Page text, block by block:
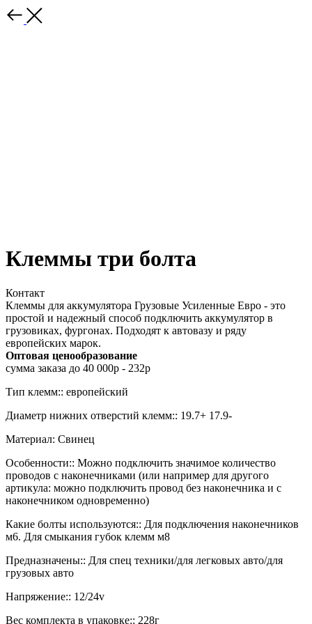
Клеммы три болта
Контакт
Клеммы для аккумулятора Грузовые Усиленные Евро - это
простой и надежный способ подключить аккумулятор в
грузовиках, фургонах. Подходят к автовазу и ряду
европейских марок.
Оптовая ценообразование
сумма заказа до 40 000р - 232р
Тип клемм:: европейский
Диаметр нижних отверстий клемм:: 19.7+ 17.9-
Материал: Свинец
Особенности:: Можно подключить значимое количество
проводов с наконечниками (или например для другого
артикула: можно подключить провод без наконечника и с
наконечником одновременно)
Какие болты используются:: Для подключения наконечников
м6. Для смыкания губок клемм м8
Предназначены:: Для спец техники/для легковых авто/для
грузовых авто
Напряжение:: 12/24v
Вес комплекта в упаковке:: 228г